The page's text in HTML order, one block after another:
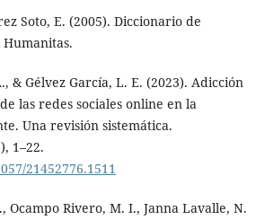
Soto, E. (2005). Diccionario de
& Gélvez García, L. E. (2023). Adicción
las redes sociales online en la
Una revisión sistemática.
1–22.
21452776.1511
Ocampo Rivero, M. I., Janna Lavalle, N.